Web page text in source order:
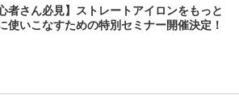
心者さん必見】ストレートアイロンをもっと
使いこなすための特別セミナー開催決定！